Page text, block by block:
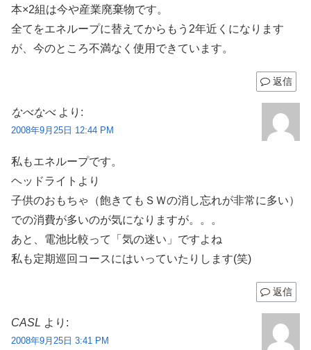
本×2組は今や産業廃棄物です。
全てをエネループに替えてからもう2年近くになります
が、今のところ不満なく使用できています。
返信
なべなべ より:
2008年9月25日 12:44 PM
私もエネループです。
ヘッドライトより
子供のおもちゃ（飽きてもＳＷの消し忘れが非常に多い）
での消費が多いのが気になりますが。。。
あと、電池比較って「気の迷い」ですよね
私も定期巡回コースにはいっていたりします(笑)
返信
CASL より:
2008年9月25日 3:41 PM